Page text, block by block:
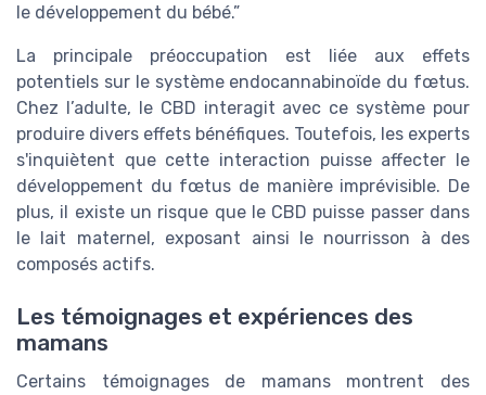
le développement du bébé.”
La principale préoccupation est liée aux effets
potentiels sur le système endocannabinoïde du fœtus.
Chez l’adulte, le CBD interagit avec ce système pour
produire divers effets bénéfiques. Toutefois, les experts
s'inquiètent que cette interaction puisse affecter le
développement du fœtus de manière imprévisible. De
plus, il existe un risque que le CBD puisse passer dans
le lait maternel, exposant ainsi le nourrisson à des
composés actifs.
Les témoignages et expériences des
mamans
Certains témoignages de mamans montrent des